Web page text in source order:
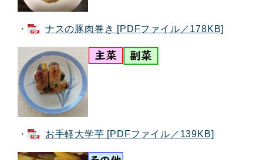
・ ナスの豚肉巻き [PDFファイル／178KB]
・ お手軽大学芋 [PDFファイル／139KB]